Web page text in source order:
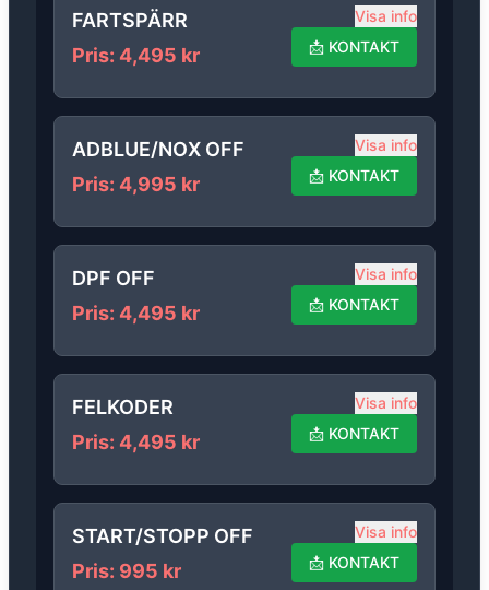
FARTSPÄRR
Pris: 4,495 kr
Visa info
📩 KONTAKT
ADBLUE/NOX OFF
Pris: 4,995 kr
Visa info
📩 KONTAKT
DPF OFF
Pris: 4,495 kr
Visa info
📩 KONTAKT
FELKODER
Pris: 4,495 kr
Visa info
📩 KONTAKT
START/STOPP OFF
Pris: 995 kr
Visa info
📩 KONTAKT